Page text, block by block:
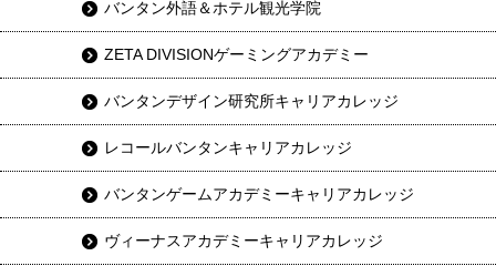
バンタン外語＆ホテル観光学院
ZETA DIVISIONゲーミングアカデミー
バンタンデザイン研究所キャリアカレッジ
レコールバンタンキャリアカレッジ
バンタンゲームアカデミーキャリアカレッジ
ヴィーナスアカデミーキャリアカレッジ